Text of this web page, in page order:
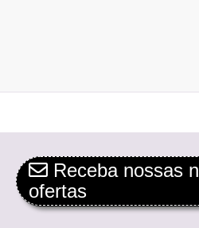
Receba nossas
ofertas